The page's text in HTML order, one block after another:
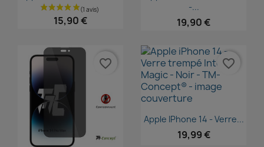
15,90 €
-...
19,90 €
favorite_border
 Aperçu rapide
Apple IPhone 14 - Verre...
19,99 €
favorite_border